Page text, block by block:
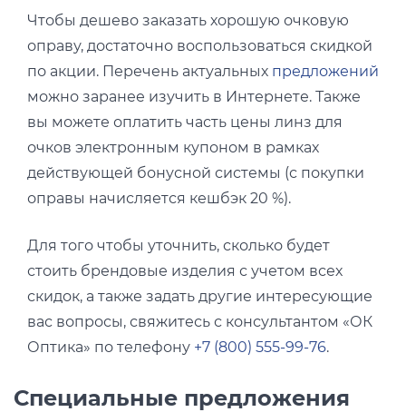
Чтобы дешево заказать хорошую очковую
оправу, достаточно воспользоваться скидкой
по акции. Перечень актуальных предложений
можно заранее изучить в Интернете. Также
вы можете оплатить часть цены линз для
очков электронным купоном в рамках
действующей бонусной системы (с покупки
оправы начисляется кешбэк 20 %).
Для того чтобы уточнить, сколько будет
стоить брендовые изделия с учетом всех
скидок, а также задать другие интересующие
вас вопросы, свяжитесь с консультантом «ОК
Оптика» по телефону +7 (800) 555-99-76.
Специальные предложения